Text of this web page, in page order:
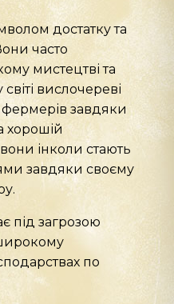
достатку та
часто
мистецтві та
вислочереві
завдяки
хорошій
інколи стають
завдяки своєму
під загрозою
по